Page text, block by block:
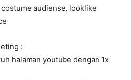
audiense, looklike
:
halaman youtube dengan 1x